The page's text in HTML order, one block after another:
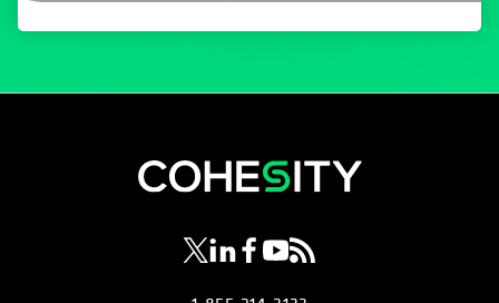
wird in einer neuen Registerkarte
wird in einer neuen Registerkarte
wird in einer neuen
wird in einer neuen
wird in einer neuen